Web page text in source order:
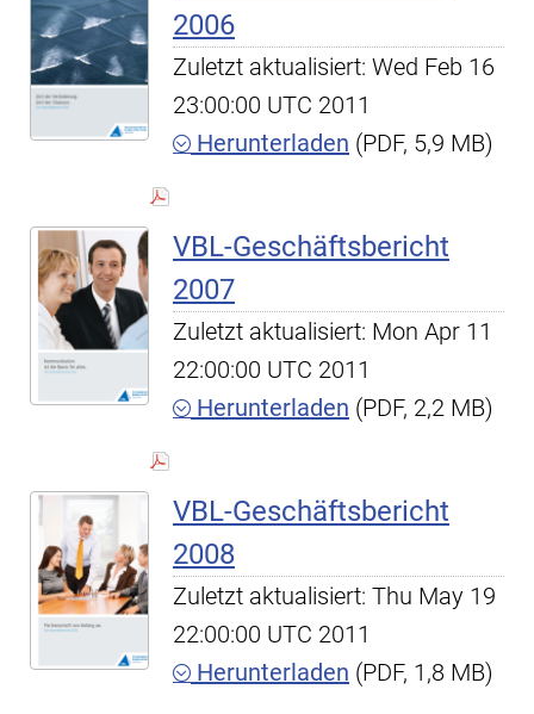
2006
Zuletzt aktualisiert: Wed Feb 16
23:00:00 UTC 2011
Herunterladen (PDF, 5,9 MB)
VBL-Geschäftsbericht
2007
Zuletzt aktualisiert: Mon Apr 11
22:00:00 UTC 2011
Herunterladen (PDF, 2,2 MB)
VBL-Geschäftsbericht
2008
Zuletzt aktualisiert: Thu May 19
22:00:00 UTC 2011
Herunterladen (PDF, 1,8 MB)